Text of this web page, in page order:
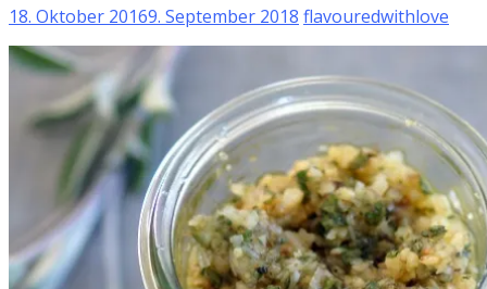
18. Oktober 20169. September 2018 flavouredwithlove